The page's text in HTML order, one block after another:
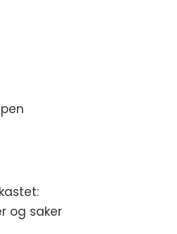
og saker